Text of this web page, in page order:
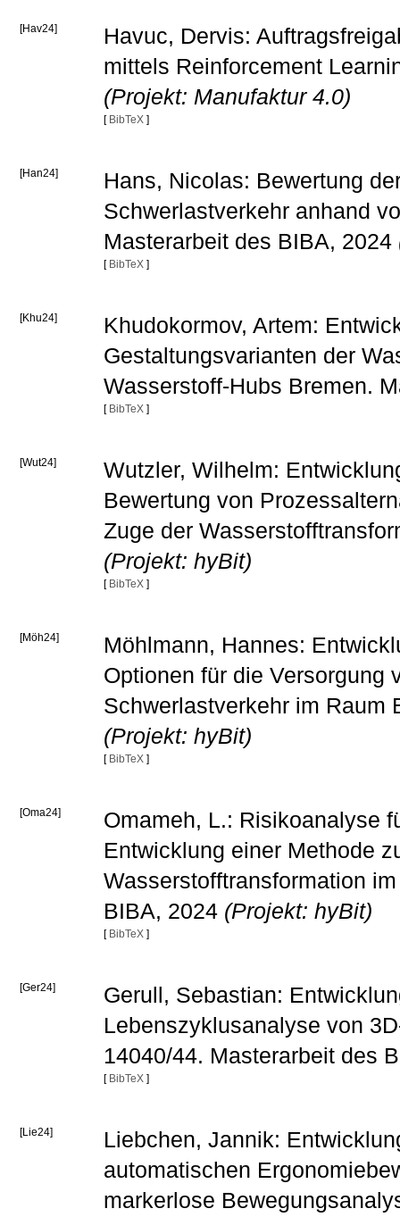
[Hav24]
Havuc, Dervis:
mittels Reinforcement
(Projekt: Manufaktur 4.0)
[ BibTeX ]
[Han24]
Hans, Nicolas: Bewertung
Schwerlastverkehr anhand
Masterarbeit des BIBA, 2024
[ BibTeX ]
[Khu24]
Khudokormov, Artem:
Gestaltungsvarianten der
Wasserstoff-Hubs Bremen.
[ BibTeX ]
[Wut24]
Wutzler, Wilhelm:
Bewertung von
Zuge der
(Projekt: hyBit)
[ BibTeX ]
[Möh24]
Möhlmann, Hannes:
Optionen für die Versorgung
Schwerlastverkehr im Raum
(Projekt: hyBit)
[ BibTeX ]
[Oma24]
Omameh, L.: Risikoanalyse
Entwicklung einer Methode
Wasserstofftransformation
BIBA, 2024 (Projekt: hyBit)
[ BibTeX ]
[Ger24]
Gerull, Sebastian:
Lebenszyklusanalyse von
14040/44. Masterarbeit des
[ BibTeX ]
[Lie24]
Liebchen, Jannik:
automatischen
markerlose